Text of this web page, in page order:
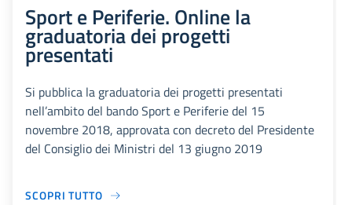
Sport e Periferie. Online la
graduatoria dei progetti
presentati
Si pubblica la graduatoria dei progetti presentati
nell’ambito del bando Sport e Periferie del 15
novembre 2018, approvata con decreto del Presidente
del Consiglio dei Ministri del 13 giugno 2019
SCOPRI TUTTO